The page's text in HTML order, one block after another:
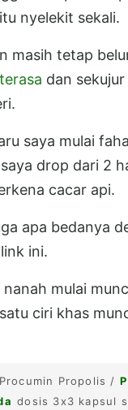
nyelekit sekali.
masih tetap
dan
saya mulai
drop dari 2
cacar api.
apa bedanya
ini.
mulai
ciri khas
Propolis /
dosis 3x3 kapsul